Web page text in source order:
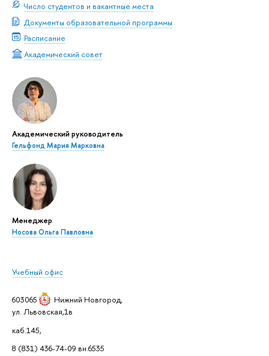
Число студентов и вакантные места
Документы образовательной программы
Расписание
Академический совет
Академический руководитель
Гельфонд Мария Марковна
Менеджер
Носова Ольга Павловна
Учебный офис
603065 Нижний Новгород,
ул. Львовская,1в
каб.145,
8 (831) 436-74-09 вн.6535